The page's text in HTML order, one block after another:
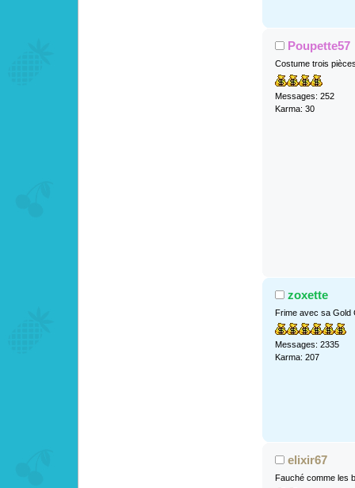
Poupette57
Costume trois
Messages: 252
Karma: 30
zoxette
Frime avec sa Gold
Messages: 2335
Karma: 207
elixir67
Fauché comme les